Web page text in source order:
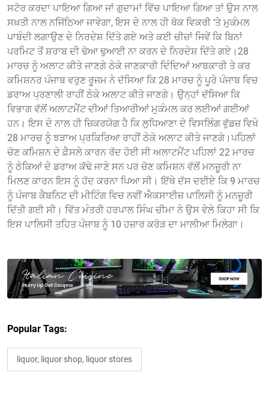
ਸਟੋਰ ਕਰਦਾ ਪਾਇਆ ਗਿਆ ਜਾਂ ਗੁਦਾਮਾਂ ਵਿੱਚ ਪਾਇਆ ਗਿਆ ਤਾਂ ਉਸ ਨਾਲ
ਸਖ਼ਤੀ ਨਾਲ ਨਜਿੱਠਿਆ ਜਾਵੇਗਾ, ਇਸ ਦੇ ਨਾਲ ਹੀ ਥੋਕ ਵਿਕਰੀ ‘ਤੇ ਮੁਕੰਮਲ
ਪਾਬੰਦੀ ਲਗਾਉਣ ਦੇ ਨਿਰਦੇਸ਼ ਦਿੱਤੇ ਗਏ ਅਤੇ ਕਈ ਚੀਜ਼ਾਂ ਜਿਵੇਂ ਕਿ ਬਿਨਾਂ
ਪਰਮਿਟ ਤੋਂ ਸ਼ਰਾਬ ਦੀ ਢੋਆ ਢੁਆਈ ਨਾ ਕਰਨ ਦੇ ਨਿਰਦੇਸ਼ ਦਿੱਤੇ ਗਏ।28
ਮਾਰਚ ਨੂੰ ਅਲਾਟ ਕੀਤੇ ਜਾਣਗੇ ਠੇਕੇ ਜਾਣਕਾਰੀ ਦਿੰਦਿਆਂ ਆਬਕਾਰੀ ਤੇ ਕਰ
ਕਮਿਸ਼ਨਰ ਪੰਜਾਬ ਵਰੁਣ ਰੂਜਮ ਨੇ ਦੱਸਿਆ ਕਿ 28 ਮਾਰਚ ਨੂੰ ਪੂਰੇ ਪੰਜਾਬ ਵਿਚ
ਡਰਾਅ ਪ੍ਰਣਾਲੀ ਰਾਹੀਂ ਠੇਕੇ ਅਲਾਟ ਕੀਤੇ ਜਾਣਗੇ। ਉਨ੍ਹਾਂ ਦੱਸਿਆ ਕਿ
ਵਿਭਾਗ ਵੱਲੋਂ ਅਲਾਟਮੈਂਟ ਦੀਆਂ ਤਿਆਰੀਆਂ ਮੁਕੰਮਲ ਕਰ ਲਈਆਂ ਗਈਆਂ
ਹਨ। ਇਸ ਦੇ ਨਾਲ ਹੀ ਜ਼ਿਕਰਯੋਗ ਹੈ ਕਿ ਲੁਧਿਆਣਾ ਦੇ ਵਿਸਲਿੰਗ ਵੁੱਡਜ਼ ਵਿਖੇ
28 ਮਾਰਚ ਨੂੰ ਝੜਾਅ ਪ੍ਰਕਿਰਿਆ ਰਾਹੀਂ ਠੇਕੇ ਅਲਾਟ ਕੀਤੇ ਜਾਣਗੇ।ਪਹਿਲਾਂ
ਚੋਣ ਕਮਿਸ਼ਨ ਦੇ ਫ਼ੈਸਲੇ ਕਾਰਨ ਰੱਦ ਹੋਈ ਸੀ ਅਲਾਟਮੈਂਟ ਪਹਿਲਾਂ 22 ਮਾਰਚ
ਨੂੰ ਠੇਕਿਆਂ ਦੇ ਡਰਾਅ ਕੱਢੇ ਜਾਣੇ ਸਨ ਪਰ ਚੋਣ ਕਮਿਸ਼ਨ ਵੱਲੋਂ ਮਨਜ਼ੂਰੀ ਨਾ
ਮਿਲਣ ਕਾਰਨ ਇਸ ਨੂੰ ਹੱਦ ਕਰਨਾ ਪਿਆ ਸੀ। ਇੱਥੇ ਦੱਸ ਦਈਏ ਕਿ 9 ਮਾਰਚ
ਨੂੰ ਪੰਜਾਬ ਕੈਬਨਿਟ ਦੀ ਮੀਟਿੰਗ ਵਿਚ ਨਵੀਂ ਐਕਸਾਈਜ਼ ਪਾਲਿਸੀ ਨੂੰ ਮਨਜ਼ੂਰੀ
ਦਿੱਤੀ ਗਈ ਸੀ। ਵਿੱਤ ਮੰਤਰੀ ਹਰਪਾਲ ਸਿੰਘ ਚੀਮਾ ਨੇ ਉਸ ਵੇਲੇ ਕਿਹਾ ਸੀ ਕਿ
ਇਸ ਪਾਲਿਸੀ ਤਹਿਤ ਪੰਜਾਬ ਨੂੰ 10 ਹਜ਼ਾਰ ਕਰੋੜ ਦਾ ਮਾਲੀਆ ਮਿਲੇਗਾ।
Popular Tags:
liquor, liquor shop, liquor stores